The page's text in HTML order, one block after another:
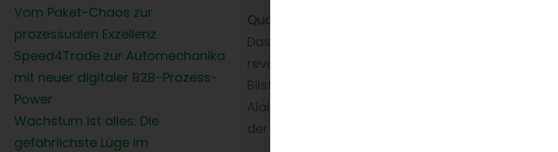
Vom Paket-Chaos zur
prozessualen Exzellenz
Speed4Trade zur Automechanika
mit neuer digitaler B2B-Prozess-
Power
Wachstum ist alles: Die
gefährlichste Lüge im
Qualitätsprodukte und Erfolge
Das Unternehmen thyssenkrupp Bilstein gehört
revolutionierte das Unternehmen die
Bilstein auch im Motorsport für Furore gesorgt
Alain Prost in der Formel 1, über Siege im 24-
der Sportwagen-Meisterschaft.